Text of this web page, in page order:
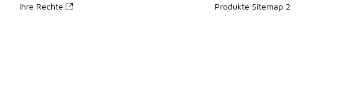
Ihre Rechte Produkte Sitemap 2